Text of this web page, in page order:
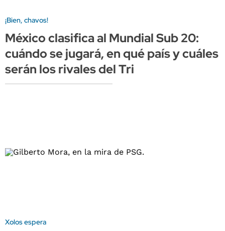
¡Bien, chavos!
México clasifica al Mundial Sub 20:
cuándo se jugará, en qué país y cuáles
serán los rivales del Tri
Xolos espera